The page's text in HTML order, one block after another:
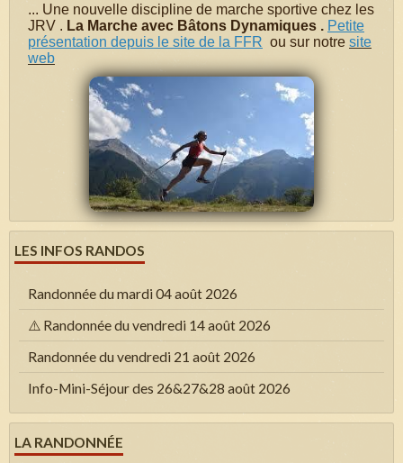
... Une nouvelle discipline de marche sportive chez les
JRV . La Marche avec Bâtons Dynamiques . Petite
présentation depuis le site de la FFR ou sur notre site
web
LES INFOS RANDOS
Randonnée du mardi 04 août 2026
⚠️ Randonnée du vendredi 14 août 2026
Randonnée du vendredi 21 août 2026
Info-Mini-Séjour des 26&27&28 août 2026
LA RANDONNÉE